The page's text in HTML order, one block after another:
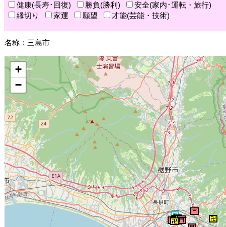
健康(長寿･回復)
勝負(勝利)
安全(家内･運転・旅行)
縁切り
家運 願望 才能(芸能・技術)
名称：三島市
+
−